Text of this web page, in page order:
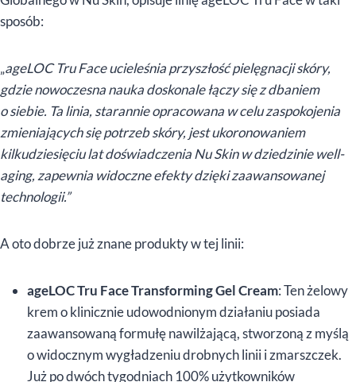
sposób:
„ageLOC Tru Face ucieleśnia przyszłość pielęgnacji skóry,
gdzie nowoczesna nauka doskonale łączy się z dbaniem
o siebie. Ta linia, starannie opracowana w celu zaspokojenia
zmieniających się potrzeb skóry, jest ukoronowaniem
kilkudziesięciu lat doświadczenia Nu Skin w dziedzinie well-
aging, zapewnia widoczne efekty dzięki zaawansowanej
technologii.”
A oto dobrze już znane produkty w tej linii:
ageLOC Tru Face Transforming Gel Cream: Ten żelowy
krem o klinicznie udowodnionym działaniu posiada
zaawansowaną formułę nawilżającą, stworzoną z myślą
o widocznym wygładzeniu drobnych linii i zmarszczek.
Już po dwóch tygodniach 100% użytkowników